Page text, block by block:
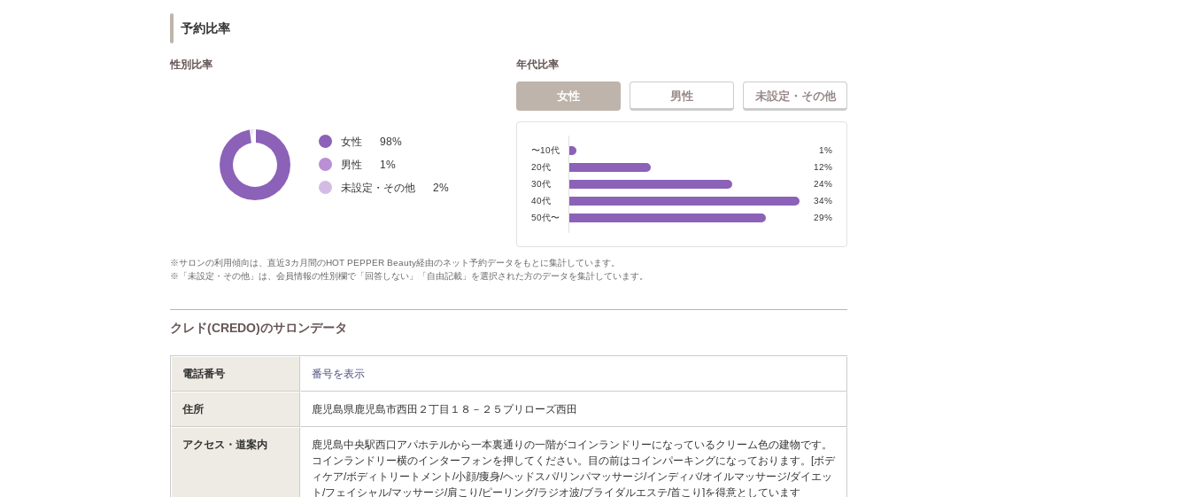
予約比率
性別比率
女性 98%
男性
1 %
未設定・その他
2%
年代比率
女性 男性 未設定・その他
〜10代
1%
20代
12%
30代
24%
40代
34%
50代〜
29%
※サロンの利用傾向は、直近3カ月間のHOT PEPPER Beauty経由のネット予約データをもとに集計しています。
※「未設定・その他」は、会員情報の性別欄で「回答しない」「自由記載」を選択された方のデータを集計しています。
クレド(CREDO)のサロンデータ
電話番号 番号を表示
住所 鹿児島県鹿児島市西田２丁目１８－２５プリローズ西田
アクセス・道案内
鹿児島中央駅西口アパホテルから一本裏通りの一階がコインランドリーになっているクリーム色の建物です。
コインランドリー横のインターフォンを押してください。目の前はコインパーキングになっております。[ボデ
ィケア/ボディトリートメント/小顔/痩身/ヘッドスパ/リンパマッサージ/インディバ/オイルマッサージ/ダイエッ
ト/フェイシャル/マッサージ/肩こり/ピーリング/ラジオ波/ブライダルエステ/首こり]を得意としています